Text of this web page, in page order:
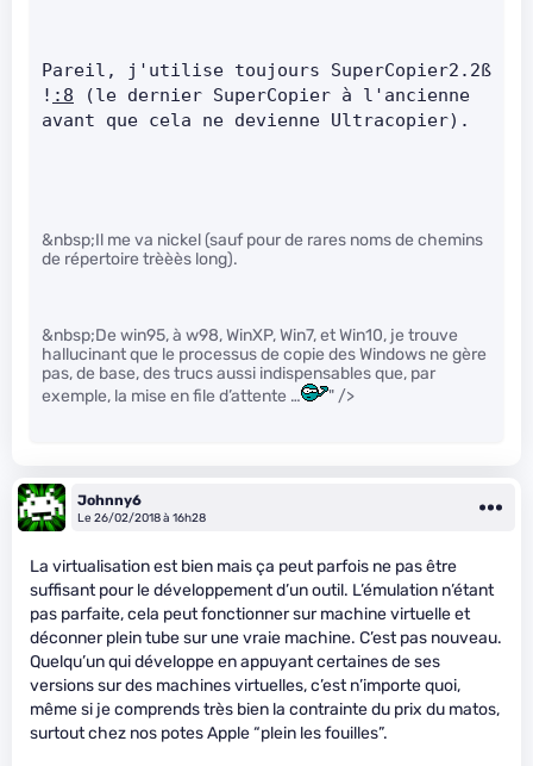
Pareil, j'utilise toujours SuperCopier2.2ß
! :8 (le dernier SuperCopier à l'ancienne
&nbsp;Il me va nickel (sauf pour de rares noms de chemins
de répertoire trèèès long).
&nbsp;De win95, à w98, WinXP, Win7, et Win10, je trouve
hallucinant que le processus de copie des Windows ne gère
pas, de base, des trucs aussi indispensables que, par
exemple, la mise en file d’attente …
" />
Johnny6
Le 26/02/2018 à 16h28
La virtualisation est bien mais ça peut parfois ne pas être
suffisant pour le développement d’un outil. L’émulation n’étant
pas parfaite, cela peut fonctionner sur machine virtuelle et
déconner plein tube sur une vraie machine. C’est pas nouveau.
Quelqu’un qui développe en appuyant certaines de ses
versions sur des machines virtuelles, c’est n’importe quoi,
même si je comprends très bien la contrainte du prix du matos,
surtout chez nos potes Apple “plein les fouilles”.